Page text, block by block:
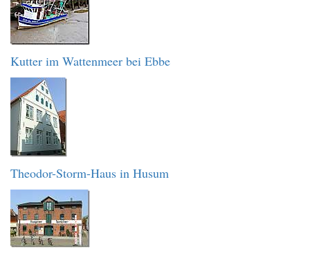
Kutter im Wattenmeer bei Ebbe
Theodor-Storm-Haus in Husum